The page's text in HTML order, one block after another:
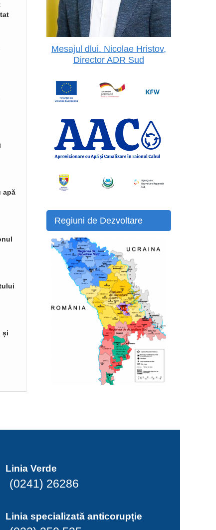
apă
și
Mesajul dlui. Nicolae Hristov,
Director ADR Sud
Regiuni de Dezvoltare
Linia Verde
(0241) 26286
Linia specializată anticorupție